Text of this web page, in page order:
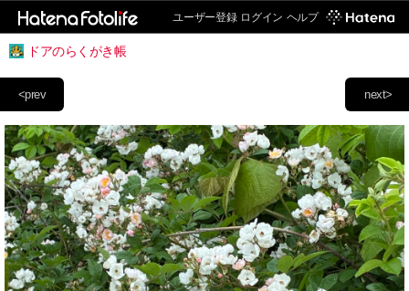
ユーザー登録 ログイン ヘルプ
ドアのらくがき帳
next>
<prev